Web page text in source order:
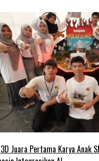
Juara Pertama Karya Anak